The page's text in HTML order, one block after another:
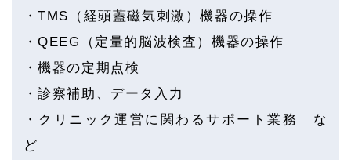
・TMS（経頭蓋磁気刺激）機器の操作
・QEEG（定量的脳波検査）機器の操作
・機器の定期点検
・診察補助、データ入力
・クリニック運営に関わるサポート業務 な
ど